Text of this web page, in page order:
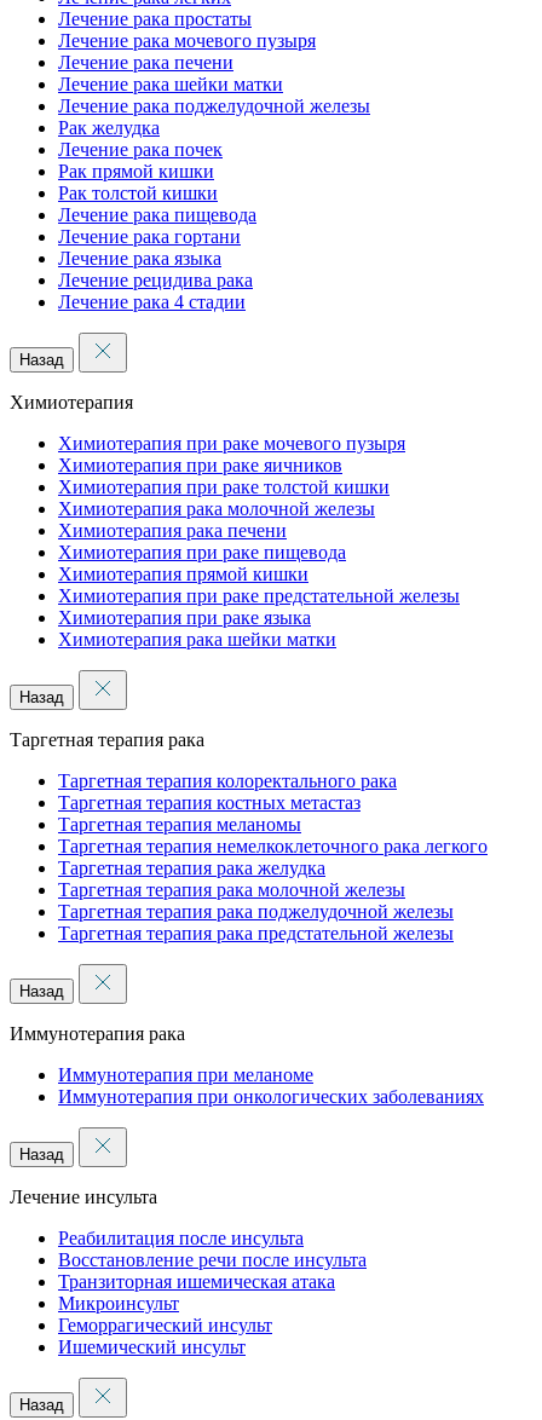
Лечение рака простаты
Лечение рака мочевого пузыря
Лечение рака печени
Лечение рака шейки матки
Лечение рака поджелудочной железы
Рак желудка
Лечение рака почек
Рак прямой кишки
Рак толстой кишки
Лечение рака пищевода
Лечение рака гортани
Лечение рака языка
Лечение рецидива рака
Лечение рака 4 стадии
Назад
Химиотерапия
Химиотерапия при раке мочевого пузыря
Химиотерапия при раке яичников
Химиотерапия при раке толстой кишки
Химиотерапия рака молочной железы
Химиотерапия рака печени
Химиотерапия при раке пищевода
Химиотерапия прямой кишки
Химиотерапия при раке предстательной железы
Химиотерапия при раке языка
Химиотерапия рака шейки матки
Назад
Таргетная терапия рака
Таргетная терапия колоректального рака
Таргетная терапия костных метастаз
Таргетная терапия меланомы
Таргетная терапия немелкоклеточного рака легкого
Таргетная терапия рака желудка
Таргетная терапия рака молочной железы
Таргетная терапия рака поджелудочной железы
Таргетная терапия рака предстательной железы
Назад
Иммунотерапия рака
Иммунотерапия при меланоме
Иммунотерапия при онкологических заболеваниях
Назад
Лечение инсульта
Реабилитация после инсульта
Восстановление речи после инсульта
Транзиторная ишемическая атака
Микроинсульт
Геморрагический инсульт
Ишемический инсульт
Назад